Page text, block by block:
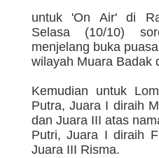
untuk 'On Air' di
Selasa (10/10)
menjelang buka
wilayah Muara Badak
Kemudian untuk
Putra, Juara I diraih
dan Juara III atas
Putri, Juara I diraih
Juara III Risma.